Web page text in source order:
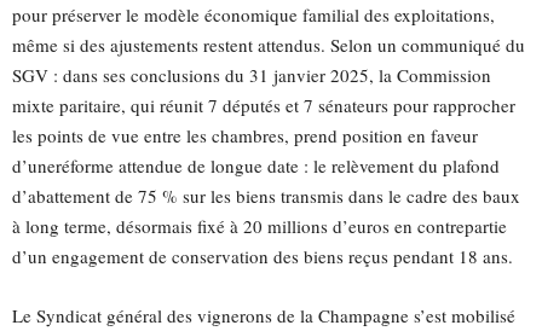
pour préserver le modèle économique familial des exploitations,
même si des ajustements restent attendus. Selon un communiqué du
SGV : dans ses conclusions du 31 janvier 2025, la Commission
mixte paritaire, qui réunit 7 députés et 7 sénateurs pour rapprocher
les points de vue entre les chambres, prend position en faveur
d’uneréforme attendue de longue date : le relèvement du plafond
d’abattement de 75 % sur les biens transmis dans le cadre des baux
à long terme, désormais fixé à 20 millions d’euros en contrepartie
d’un engagement de conservation des biens reçus pendant 18 ans.
Le Syndicat général des vignerons de la Champagne s’est mobilisé